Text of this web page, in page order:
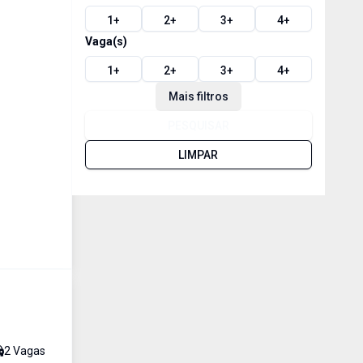
2 Vagas
1+ 2+ 3+ 4+
Vaga(s)
1+ 2+ 3+ 4+
Mais filtros
LIMPAR